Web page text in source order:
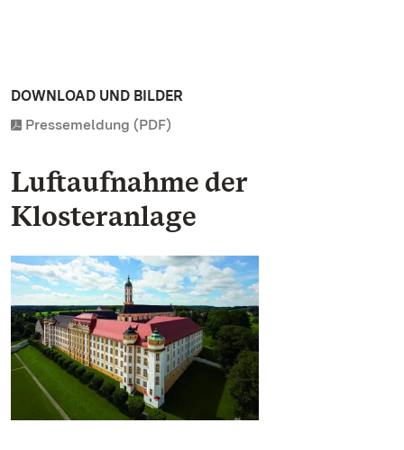
DOWNLOAD UND BILDER
Pressemeldung (PDF)
Luftaufnahme der
Klosteranlage